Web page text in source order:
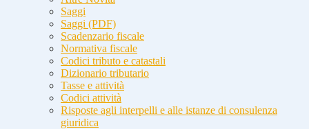
Saggi
Saggi (PDF)
Scadenzario fiscale
Normativa fiscale
Codici tributo e catastali
Dizionario tributario
Tasse e attività
Codici attività
Risposte agli interpelli e alle istanze di consulenza
giuridica